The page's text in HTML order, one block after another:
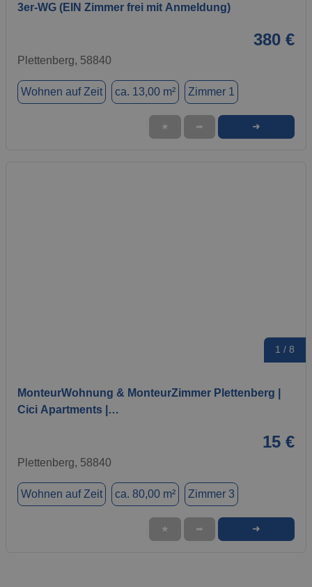
3er-WG (EIN Zimmer frei mit Anmeldung)
380 €
Plettenberg, 58840
Wohnen auf Zeit ca. 13,00 m² Zimmer 1
★ ➦ ➜
1 / 8
MonteurWohnung & MonteurZimmer Plettenberg |
Cici Apartments |…
15 €
Plettenberg, 58840
Wohnen auf Zeit ca. 80,00 m² Zimmer 3
★ ➦ ➜